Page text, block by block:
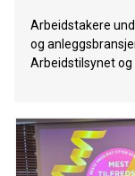
Arbeidstakere
og
Arbeidstilsynet